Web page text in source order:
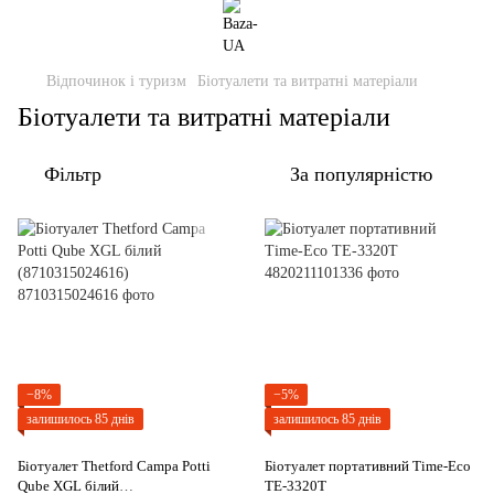
Відпочинок і туризм Біотуалети та витратні матеріали
Біотуалети та витратні матеріали
Фільтр За популярністю
−8%
залишилось 85 днів
Біотуалет Thetford Campa Potti
Qube XGL білий
−5%
залишилось 85 днів
Біотуалет портативний Time-Eco
TE-3320T